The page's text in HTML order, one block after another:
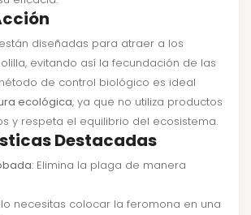
diseñadas para atraer a los
evitando así la fecundación de las
de control biológico es ideal
ecológica, ya que no utiliza productos
y respeta el equilibrio del ecosistema.
Destacadas
: Elimina la plaga de manera
necesitas colocar la feromona en una